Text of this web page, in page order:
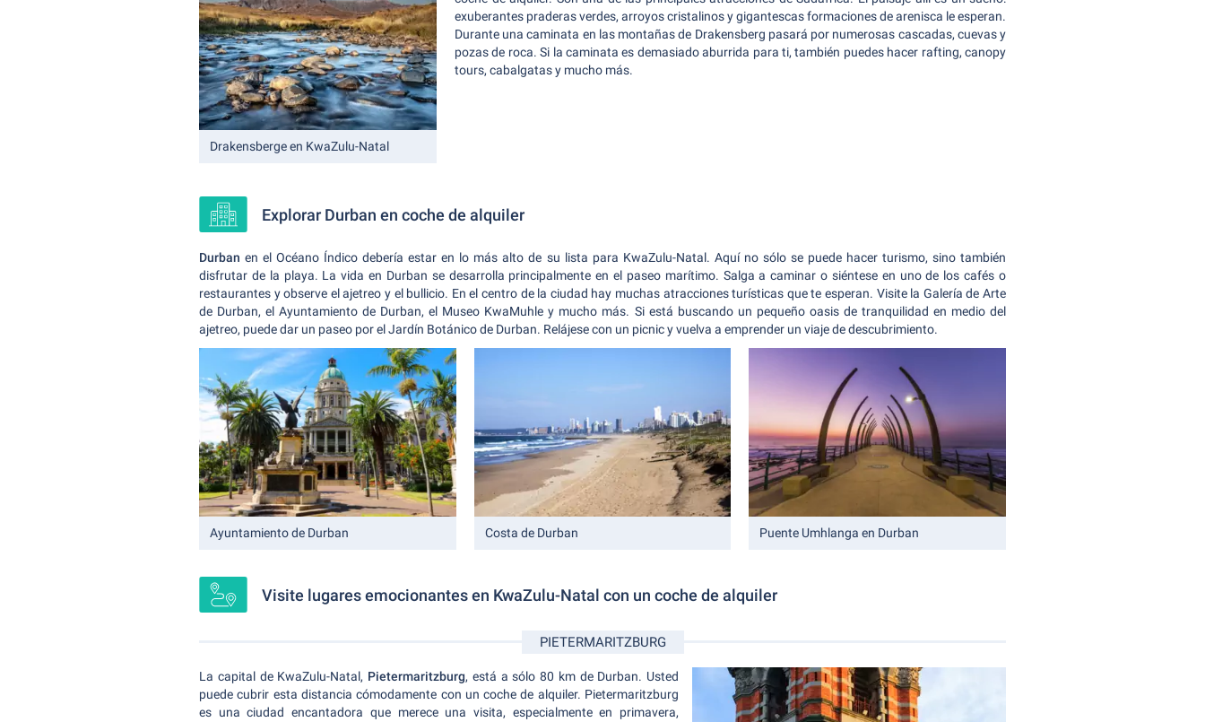
Drakensberge en KwaZulu-Natal
exuberantes praderas verdes, arroyos cristalinos y gigantescas formaciones de arenisca le esperan.
Durante una caminata en las montañas de Drakensberg pasará por numerosas cascadas, cuevas y
pozas de roca. Si la caminata es demasiado aburrida para ti, también puedes hacer rafting, canopy
tours, cabalgatas y mucho más.
Explorar Durban en coche de alquiler
Durbanen el Océano Índico debería estar en lo más alto de su lista para KwaZulu-Natal. Aquí no sólo se puede hacer turismo, sino también
disfrutar de la playa. La vida en Durban se desarrolla principalmente en el paseo marítimo. Salga a caminar o siéntese en uno de los cafés o
restaurantes y observe el ajetreo y el bullicio. En el centro de la ciudad hay muchas atracciones turísticas que te esperan. Visite la Galería de Arte
de Durban, el Ayuntamiento de Durban, el Museo KwaMuhle y mucho más. Si está buscando un pequeño oasis de tranquilidad en medio del
ajetreo, puede dar un paseo por el Jardín Botánico de Durban. Relájese con un picnic y vuelva a emprender un viaje de descubrimiento.
Ayuntamiento de Durban Costa de Durban Puente Umhlanga en Durban
Visite lugares emocionantes en KwaZulu-Natal con un coche de alquiler
PIETERMARITZBURG
La capital de KwaZulu-Natal, Pietermaritzburg, está a sólo 80 km de Durban. Usted
puede cubrir esta distancia cómodamente con un coche de alquiler. Pietermaritzburg
es una ciudad encantadora que merece una visita, especialmente en primavera,